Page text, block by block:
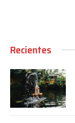
Recientes